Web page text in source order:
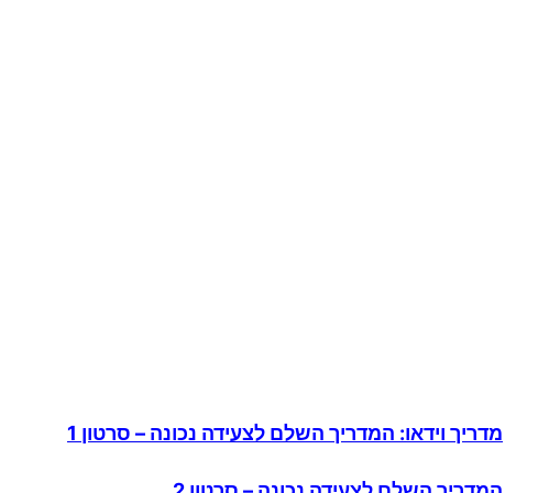
מדריך וידאו: המדריך השלם לצעידה נכונה – סרטון 1